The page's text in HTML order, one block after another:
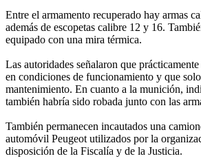
Entre el armamento recuperado hay armas
además de escopetas calibre 12 y 16.
equipado con una mira térmica.
Las autoridades señalaron que prácticamente
en condiciones de funcionamiento y que
mantenimiento. En cuanto a la munición,
también habría sido robada junto con las
También permanecen incautados una
automóvil Peugeot utilizados por la
disposición de la Fiscalía y de la Justicia.